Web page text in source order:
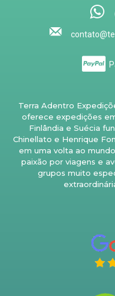
Terra Adentro
oferece expedições
Finlândia e Suécia
Chinellato e Henrique
em uma volta ao
paixão por viagens e
grupos muito